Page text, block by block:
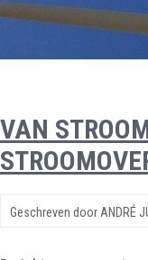
VAN
Geschreven door ANDRÉ